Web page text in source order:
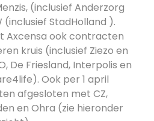
(inclusief Anderzorg
(inclusief StadHolland ).
Axcensa ook contracten
kruis (inclusief Ziezo en
De Friesland, Interpolis en
Ook per 1 april
afgesloten met CZ,
en Ohra (zie hieronder